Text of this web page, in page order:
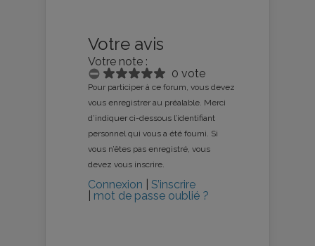
Votre avis
Votre note :
0 vote
Pour participer à ce forum, vous devez
vous enregistrer au préalable. Merci
d’indiquer ci-dessous l’identifiant
personnel qui vous a été fourni. Si
vous n’êtes pas enregistré, vous
devez vous inscrire.
Connexion
S’inscrire
mot de passe oublié ?